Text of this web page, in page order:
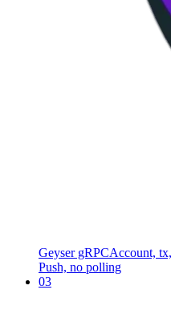
Geyser gRPCAccount,
Push, no polling
03